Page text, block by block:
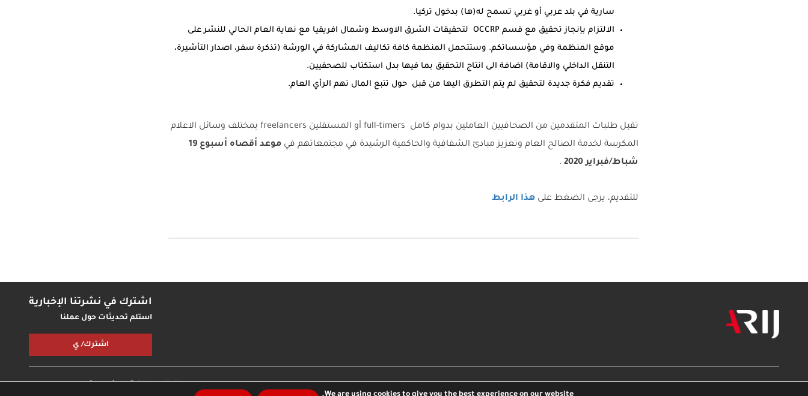
سارية في بلد عربي أو غربي تسمح له(ها) بدخول تركيا.
الالتزام بإنجاز تحقيق مع قسم OCCRP لتحقيقات الشرق الاوسط وشمال افريقيا مع نهاية العام الحالي للنشر على
موقع المنظمة وفي مؤسساتكم. وستتحمل المنظمة كافة تكاليف المشاركة في الورشة (تذكرة سفر، اصدار التأشيرة،
التنقل الداخلي والاقامة) اضافة الى انتاج التحقيق بما فيها بدل استكتاب للصحفيين.
تقديم فكرة جديدة لتحقيق لم يتم التطرق اليها من قبل حول تتبع المال تهم الرأي العام.
تقبل طلبات المتقدمين من الصحافيين العاملين بدوام كامل full-timers أو المستقلين freelancers بمختلف وسائل الاعلام
المكرسة لخدمة الصالح العام وتعزيز مبادئ الشفافية والحاكمية الرشيدة في مجتمعاتهم في
موعد أقصاه أسبوع 19
شباط/فبراير 2020
.
للتقديم، يرجى الضغط على هذا الرابط
اشترك في نشرتنا الإخبارية
استلم تحديثات حول عملنا
اشترك/ ي